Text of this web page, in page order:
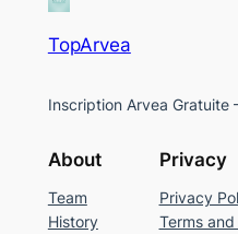
TopArvea
Inscription Arvea Gratuite
About
Team
History
Privacy
Privacy
Terms